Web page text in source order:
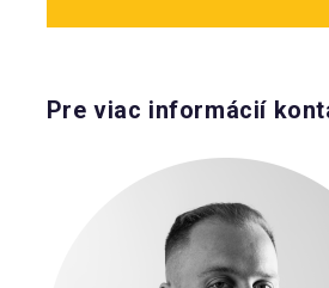
Pre viac informácií